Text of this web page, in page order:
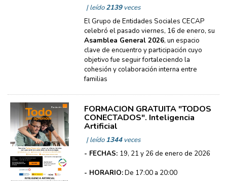
| leído2139veces
El Grupo de Entidades Sociales CECAP
celebró el pasado viernes, 16 de enero, su
Asamblea General 2026, un espacio
clave de encuentro y participación cuyo
objetivo fue seguir fortaleciendo la
cohesión y colaboración interna entre
familias
FORMACIÓN GRATUITA "TODOS
CONECTADOS". Inteligencia
Artificial
| leído1344veces
- FECHAS: 19, 21 y 26 de enero de 2026
- HORARIO:De 17:00 a 20:00